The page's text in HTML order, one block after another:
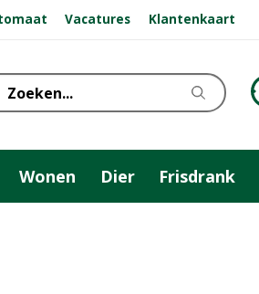
Vacatures Klantenkaart
Wonen Dier Frisdrank